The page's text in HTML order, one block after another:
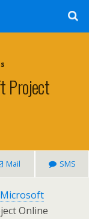
Project
Mail SMS
Online